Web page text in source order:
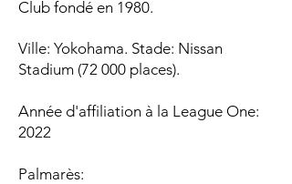
Club fondé en 1980.
Ville: Yokohama. Stade: Nissan
Stadium (72 000 places).
Année d'affiliation à la League One:
2022
Palmarès:​